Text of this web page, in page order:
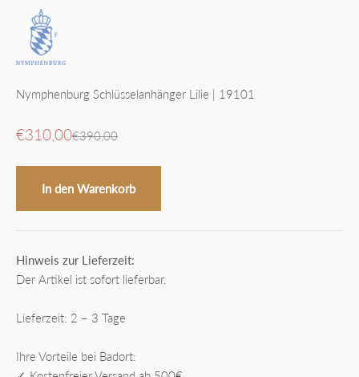
Nymphenburg Schlüsselanhänger Lilie | 19101
Angebot
€310,00Regulärer Preis
€390,00
In den Warenkorb
Hinweis zur Lieferzeit:
Der Artikel ist sofort lieferbar.
Lieferzeit: 2 – 3 Tage
Ihre Vorteile bei Badort: